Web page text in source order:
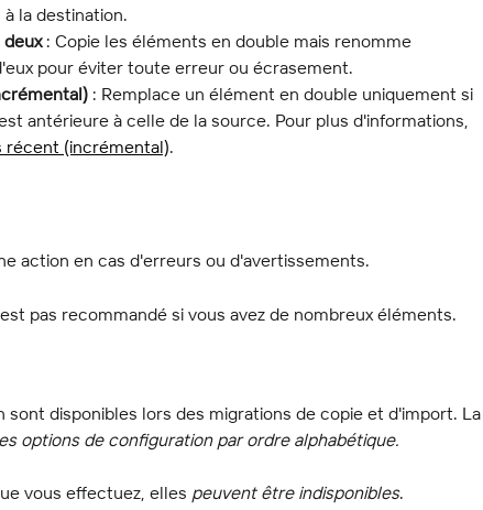
la destination.
: Copie les éléments en double mais renomme
pour éviter toute erreur ou écrasement.
: Remplace un élément en double uniquement si
antérieure à celle de la source. Pour plus d'informations,
récent (incrémental).
action en cas d'erreurs ou d'avertissements.
pas recommandé si vous avez de nombreux éléments.
sont disponibles lors des migrations de copie et d'import. La
options de configuration par ordre alphabétique.
vous effectuez, elles peuvent être indisponibles.